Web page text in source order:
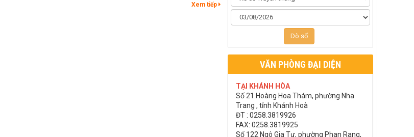
Xem tiếp
Dò số
VĂN PHÒNG ĐẠI DIỆN
TẠI KHÁNH HÒA
Số 21 Hoàng Hoa Thám, phường Nha
Trang , tỉnh Khánh Hoà
ĐT : 0258.3819926
FAX: 0258.3819925
Số 122 Ngô Gia Tự, phường Phan Rang,